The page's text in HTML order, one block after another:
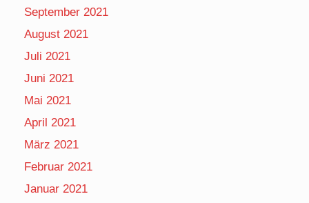
September 2021
August 2021
Juli 2021
Juni 2021
Mai 2021
April 2021
März 2021
Februar 2021
Januar 2021